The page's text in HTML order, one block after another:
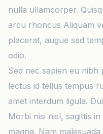
nulla ullamcorper.
arcu rhoncus Aliquam
placerat, augue sed
odio.
Sed nec sapien eu
lectus id tellus tempus
amet interdum ligula.
Morbi nisi nisl, sagittis
magna. Nam